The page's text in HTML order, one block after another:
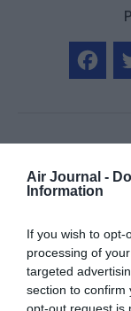
Air Journal -
Information
If you wish to
processing of
targeted
section to confirm